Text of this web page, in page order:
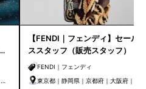
【FENDI｜フェンディ】セール
ススタッフ（販売スタッフ）
FENDI｜フェンディ
東京都｜静岡県｜京都府｜大阪府｜兵